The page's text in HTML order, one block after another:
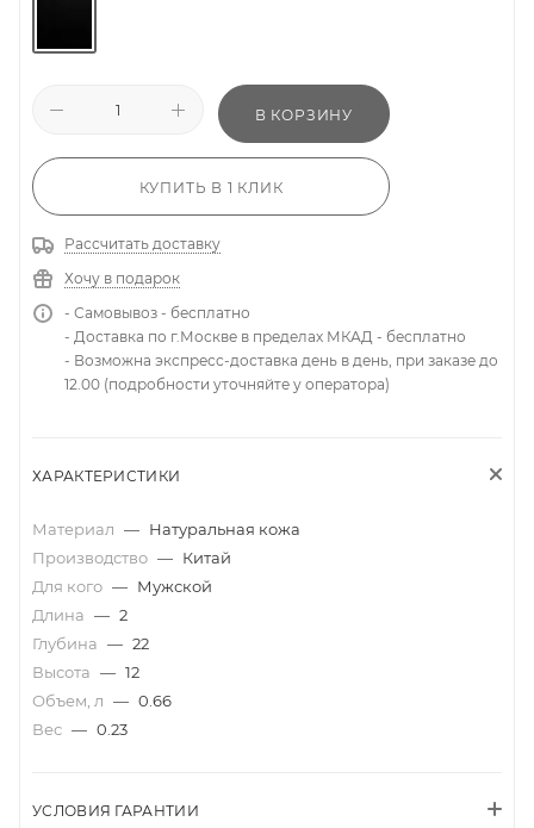
В КОРЗИНУ
КУПИТЬ В 1 КЛИК
Рассчитать доставку
Хочу в подарок
- Самовывоз - бесплатно
- Доставка по г.Москве в пределах МКАД - бесплатно
- Возможна экспресс-доставка день в день, при заказе до
12.00 (подробности уточняйте у оператора)
ХАРАКТЕРИСТИКИ
Материал — Натуральная кожа
Производство — Китай
Для кого — Мужской
Длина — 2
Глубина — 22
Высота — 12
Объем, л — 0.66
Вес — 0.23
УСЛОВИЯ ГАРАНТИИ